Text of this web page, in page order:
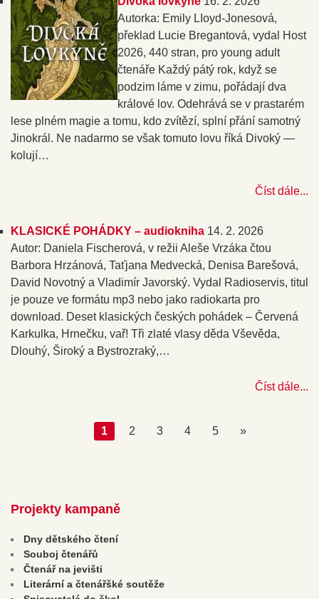
Autorka: Emily LIoyd-Jonesová,
překlad Lucie Bregantová, vydal Host
2026, 440 stran, pro young adult
čtenáře Každý pátý rok, když se
podzim láme v zimu, pořádají dva
králové lov. Odehrává se v prastarém
lese plném magie a tomu, kdo zvítězí, splní přání samotný
Jinokrál. Ne nadarmo se však tomuto lovu říká Divoký —
kolují…
Číst dále...
KLASICKÉ POHÁDKY – audiokniha 14. 2. 2026
Autor: Daniela Fischerová, v režii Aleše Vrzáka čtou
Barbora Hrzánová, Taťjana Medvecká, Denisa Barešová,
David Novotný a Vladimír Javorský. Vydal Radioservis, titul
je pouze ve formátu mp3 nebo jako radiokarta pro
download. Deset klasických českých pohádek – Červená
Karkulka, Hrnečku, vař! Tři zlaté vlasy děda Vševěda,
Dlouhý, Široký a Bystrozraký,…
Číst dále...
1 2 3 4 5 »
Projekty kampaně
Dny dětského čtení
Souboj čtenářů
Čtenář na jevišti
Literární a čtenářšké soutěže